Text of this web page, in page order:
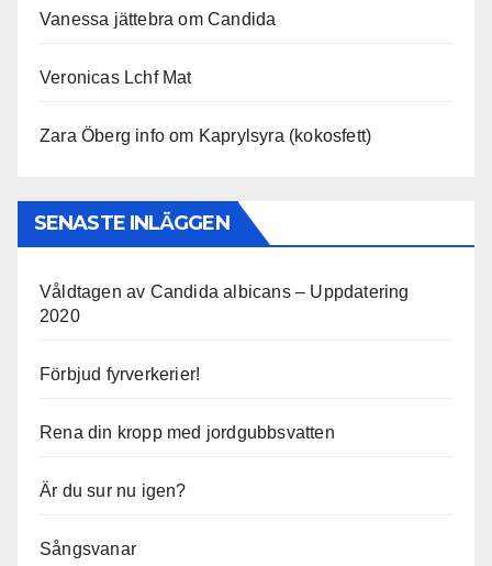
Vanessa jättebra om Candida
Veronicas Lchf Mat
Zara Öberg info om Kaprylsyra (kokosfett)
SENASTE INLÄGGEN
Våldtagen av Candida albicans – Uppdatering
2020
Förbjud fyrverkerier!
Rena din kropp med jordgubbsvatten
Är du sur nu igen?
Sångsvanar